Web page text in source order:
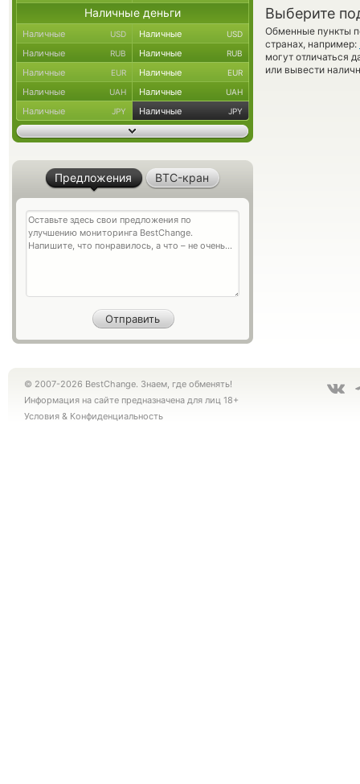
Выберите
Обменные пункты
странах, например:
могут отличаться
или вывести
Наличные деньги
Наличные USD Наличные USD
Наличные RUB Наличные RUB
Наличные EUR Наличные EUR
Наличные UAH Наличные UAH
Наличные JPY Наличные JPY
Предложения BTC-кран
© 2007-2026 BestChange. Знаем, где обменять!
Информация на сайте предназначена для лиц 18+
Условия & Конфиденциальность